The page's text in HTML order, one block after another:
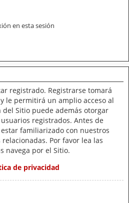
en esta sesión
registrado. Registrarse tomará
le permitirá un amplio acceso al
Sitio puede además otorgar
registrados. Antes de
familiarizado con nuestros
Por favor lea las
navega por el Sitio.
de privacidad